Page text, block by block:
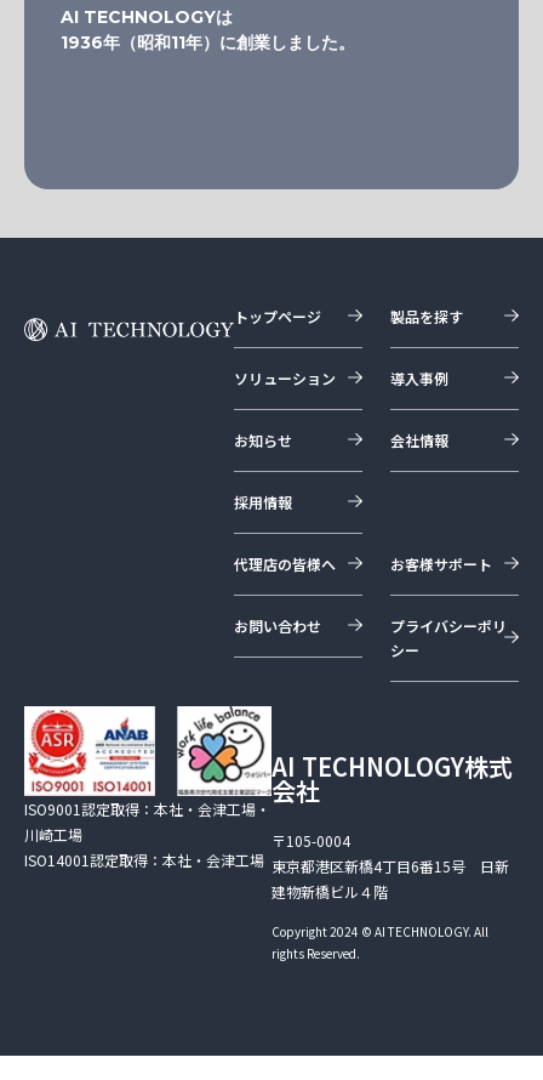
AI TECHNOLOGYは
1936年（昭和11年）に創業しました。
トップページ 製品を探す
ソリューション 導入事例
お知らせ 会社情報
採用情報
代理店の皆様へ お客様サポート
お問い合わせ
プライバシーポリ
シー
AI TECHNOLOGY株式
会社
〒105-0004
東京都港区新橋4丁目6番15号 日新
建物新橋ビル４階
Copyright 2024 © AI TECHNOLOGY. All
rights Reserved.
ISO9001認定取得：本社・会津工場・
川崎工場
ISO14001認定取得：本社・会津工場